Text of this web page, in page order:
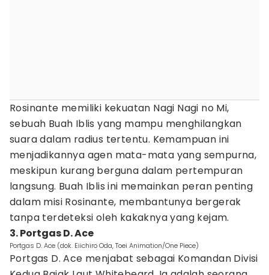
Rosinante memiliki kekuatan Nagi Nagi no Mi,
sebuah Buah Iblis yang mampu menghilangkan
suara dalam radius tertentu. Kemampuan ini
menjadikannya agen mata-mata yang sempurna,
meskipun kurang berguna dalam pertempuran
langsung. Buah Iblis ini memainkan peran penting
dalam misi Rosinante, membantunya bergerak
tanpa terdeteksi oleh kakaknya yang kejam.
3. Portgas D. Ace
Portgas D. Ace (dok. Eiichiro Oda, Toei Animation/One Piece)
Portgas D. Ace menjabat sebagai Komandan Divisi